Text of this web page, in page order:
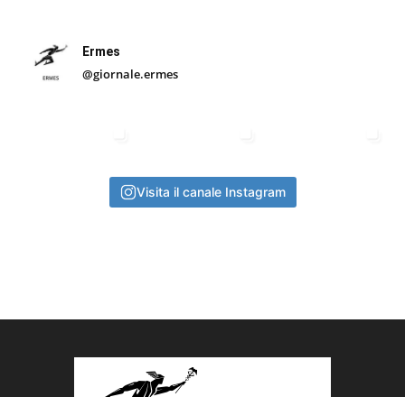
Ermes
@giornale.ermes
Visita il canale Instagram